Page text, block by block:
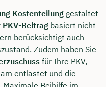
Kostenteilung gestaltet
PKV-Beitrag basiert nicht
berücksichtigt auch
Zudem haben Sie
für Ihre PKV,
entlastet und die